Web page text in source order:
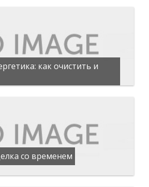
как очистить и
со временем